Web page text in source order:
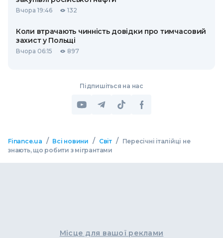
Вчора 19:46 132
Коли втрачають чинність довідки про тимчасовий
захист у Польщі
Вчора 06:15 897
Підпишіться на нас
Finance.ua / Всі новини / Світ /
Пересічні італійці не
знають, що робити з мігрантами
Місце для вашої реклами